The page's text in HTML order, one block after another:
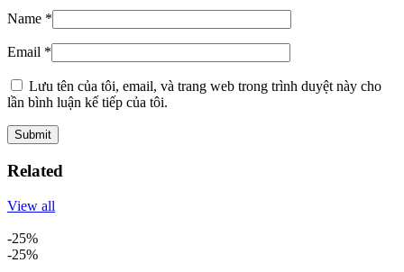
Name *
Email *
Lưu tên của tôi, email, và trang web trong trình duyệt này cho
lần bình luận kế tiếp của tôi.
Related
View all
-25%
-25%